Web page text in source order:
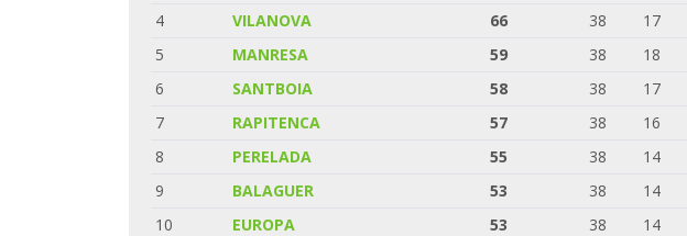
4
VILANOVA 66 38 17
5
MANRESA 59 38 18
6
SANTBOIA 58 38 17
7
RAPITENCA 57 38 16
8
PERELADA 55 38 14
9
BALAGUER 53 38 14
10
EUROPA 53 38 14